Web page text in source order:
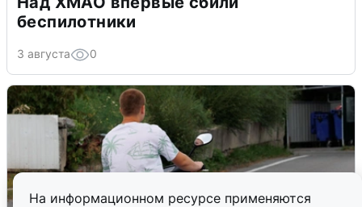
На информационном ресурсе применяются
беспилотники
3 августа 0